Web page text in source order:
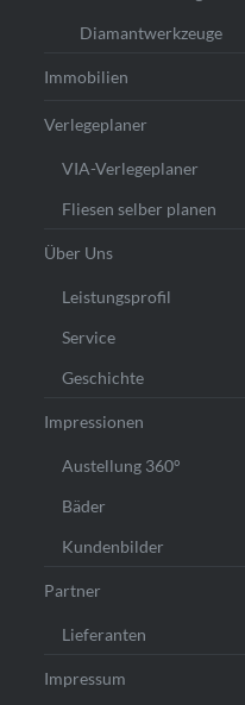
Diamantwerkzeuge
Immobilien
Verlegeplaner
VIA-Verlegeplaner
Fliesen selber planen
Über Uns
Leistungsprofil
Service
Geschichte
Impressionen
Austellung 360°
Bäder
Kundenbilder
Partner
Lieferanten
Impressum